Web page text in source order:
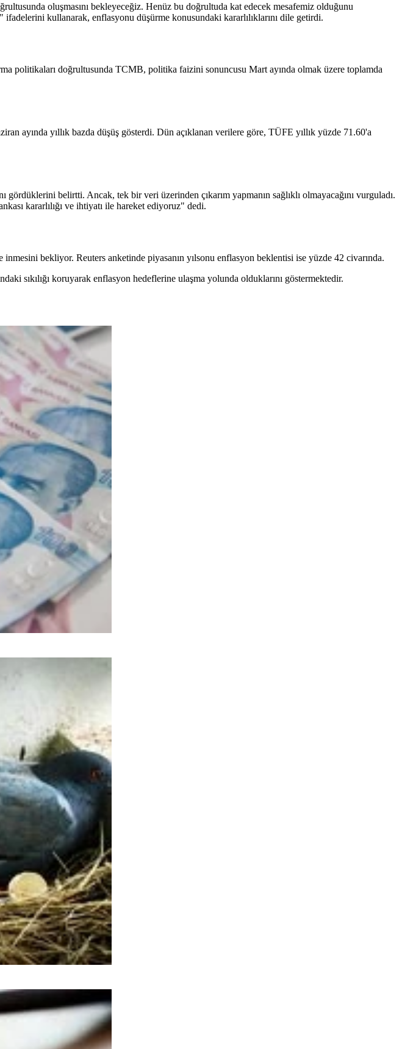
oluşmasını bekleyeceğiz. Henüz bu doğrultuda kat edecek mesafemiz olduğunu
kullanarak, enflasyonu düşürme konusundaki kararlılıklarını dile getirdi.
politikaları doğrultusunda TCMB, politika faizini sonuncusu Mart ayında olmak üzere toplamda
ayında yıllık bazda düşüş gösterdi. Dün açıklanan verilere göre, TÜFE yıllık yüzde 71.60'a
belirtti. Ancak, tek bir veri üzerinden çıkarım yapmanın sağlıklı olmayacağını vurguladı.
kararlılığı ve ihtiyatı ile hareket ediyoruz" dedi.
bekliyor. Reuters anketinde piyasanın yılsonu enflasyon beklentisi ise yüzde 42 civarında.
sıkılığı koruyarak enflasyon hedeflerine ulaşma yolunda olduklarını göstermektedir.